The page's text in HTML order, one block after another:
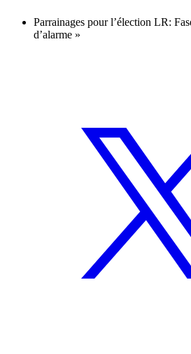
Parrainages pour l’élection LR:
d’alarme »